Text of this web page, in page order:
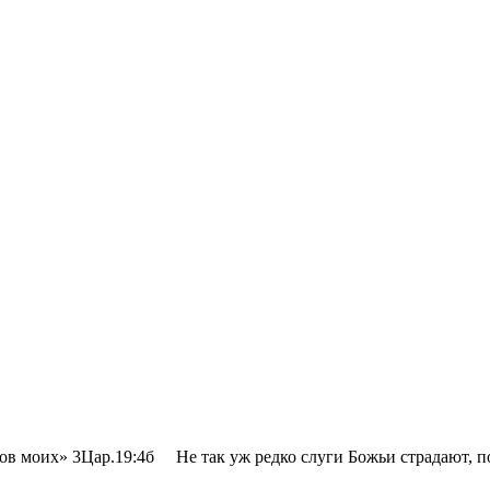
моих» 3Цар.19:4б Не так уж редко слуги Божьи страдают,